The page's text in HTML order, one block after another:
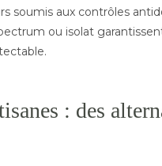
soumis aux contrôles
ou isolat
: des